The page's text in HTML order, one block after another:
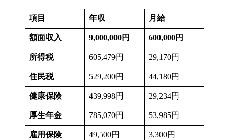
項目 年収 月給
額面収入 9,000,000円 600,000円
所得税 605,479円 29,170円
住民税 529,200円 44,180円
健康保険 439,998円 29,234円
厚生年金 785,070円 53,985円
雇用保険 49,500円 3,300円